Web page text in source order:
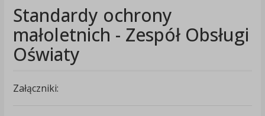
Standardy ochrony
małoletnich - Zespół Obsługi
Oświaty
Załączniki: